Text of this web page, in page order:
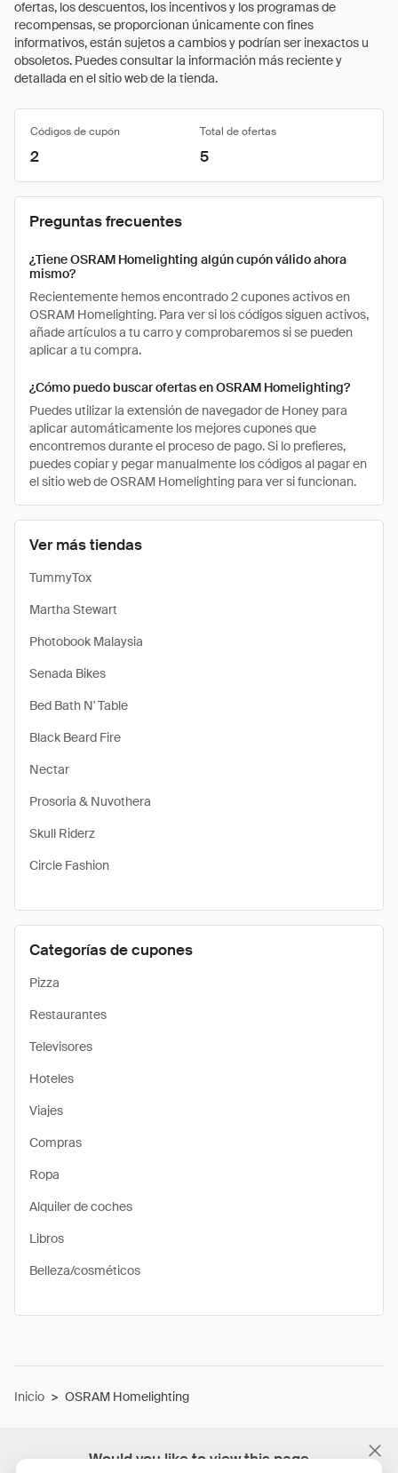
Would you like to view this page
ofertas, los descuentos, los incentivos y los programas de
recompensas, se proporcionan únicamente con fines
informativos, están sujetos a cambios y podrían ser inexactos u
obsoletos. Puedes consultar la información más reciente y
detallada en el sitio web de la tienda.
Ver más tiendas
TummyTox
Martha Stewart
Photobook Malaysia
Senada Bikes
Bed Bath N' Table
Black Beard Fire
Nectar
Prosoria & Nuvothera
Skull Riderz
Circle Fashion
Categorías de cupones
Pizza
Restaurantes
Televisores
Hoteles
Viajes
Compras
Ropa
Alquiler de coches
Libros
Belleza/cosméticos
Códigos de cupón Total de ofertas
2 5
Preguntas frecuentes
¿Tiene OSRAM Homelighting algún cupón válido ahora
mismo?
Recientemente hemos encontrado 2 cupones activos en
OSRAM Homelighting. Para ver si los códigos siguen activos,
añade artículos a tu carro y comprobaremos si se pueden
aplicar a tu compra.
¿Cómo puedo buscar ofertas en OSRAM Homelighting?
Puedes utilizar la extensión de navegador de Honey para
aplicar automáticamente los mejores cupones que
encontremos durante el proceso de pago. Si lo prefieres,
puedes copiar y pegar manualmente los códigos al pagar en
el sitio web de OSRAM Homelighting para ver si funcionan.
Inicio > OSRAM Homelighting